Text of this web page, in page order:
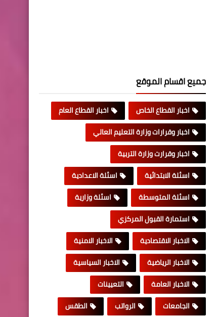
جميع اقسام الموقع
اخبار القطاع الخاص
اخبار القطاع العام
اخبار وقرارات وزارة التعليم العالي
اخبار وقرارت وزارة التربية
اسئلة الابتدائية
اسئلة الاعدادية
اسئلة المتوسطة
اسئلة وزارية
استمارة القبول المركزي
الاخبار الاقتصادية
الاخبار الامنية
الاخبار الرياضية
الاخبار السياسية
الاخبار العامة
التعيينات
الجامعات
الرواتب الطقس